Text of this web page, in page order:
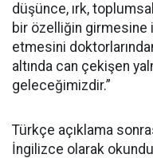
düşünce, ırk,
bir özelliğin girmesine
etmesini
altında can çekişen
geleceğimizdir.”
Türkçe açıklama
İngilizce olarak